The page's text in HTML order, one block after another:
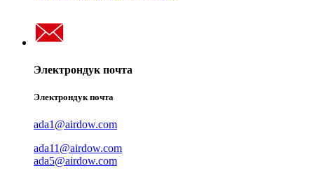
Электрондук почта
Электрондук почта
ada1@airdow.com
ada11@airdow.com
ada5@airdow.com